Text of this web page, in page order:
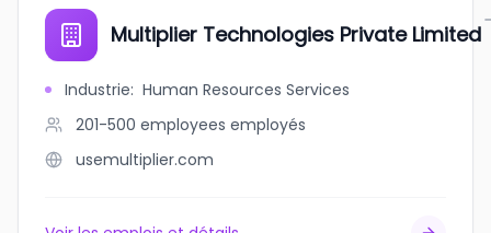
Multiplier Technologies Private Limited
Industrie: Human Resources Services
201-500 employees employés
usemultiplier.com